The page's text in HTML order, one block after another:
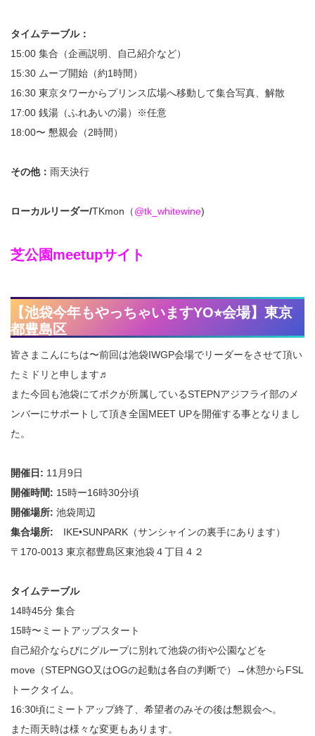
タイムテーブル：
15:00 集合（企画説明、自己紹介など）
15:30 ムーブ開始（約1時間）
16:30 東京タワーからプリンス広場へ移動して集合写真、解散
17:00 銭湯（ふれあいの湯）※任意
18:00〜 懇親会（2時間）
その他： 雨天決行
ローカルリーダー/TKmon（@tk_whitewine)
芝公園meetupサイト
【池袋今年もやっちゃいますYO⭐︎会場】東京
都豊島区
皆さまこんにちは〜前回は池袋IWGP会場でリーダーをさせて頂い
たミドリと申します♬
また今回も池袋にてボクが所属しているSTEPNアジフライ部のメ
ンバーにサポートして頂き全国MEET UPを開催する事となりまし
た。
開催日: 11月9日
開催時間: 15時ー16時30分頃
開催場所: 池袋周辺
集合場所: IKE•SUNPARK（サンシャインの裏手にあります）
〒170-0013 東京都豊島区東池袋４丁目４２
タイムテーブル
14時45分 集合
15時〜ミートアップスタート
自己紹介ならびにグループに別れて池袋の街や公園などを
move（STEPNGO又はOGの起動は各自の判断で）→休憩からFSL
トークタイム。
16:30頃にミートアップ終了、希望者のみその後は懇親会へ。
また雨天時は様々な変更もあります。